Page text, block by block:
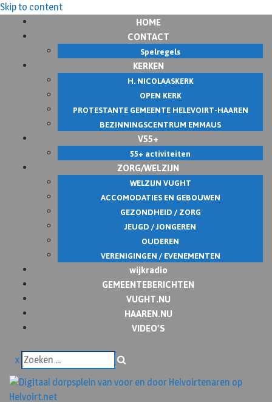
Skip to content
HOME
CONTACT
Spelregels
KERKEN
H. NICOLAASKERK
OPEN KERK
PROTESTANTE GEMEENTE HELEVOIRT-HAAREN
BEZINNINGSCENTRUM EMMAUS
V55+
55+ activiteiten
ZORG/WELZIJN
WELZIJN VUGHT
ACCOMODATIES EN GEBOUWEN
GEZONDHEID / ZORG
JEUGD / JONGEREN
OUDEREN
VERENIGINGEN / EVENEMENTEN
wijkradio
GEMEENTEBERICHTEN
VUGHT.NU
HAAREN.NU
VIDEO’S
x